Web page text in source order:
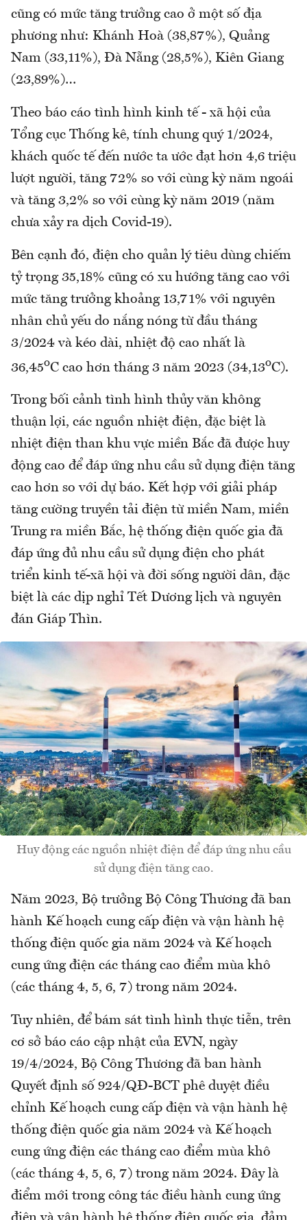
cũng có mức tăng trưởng cao ở một số địa
phương như: Khánh Hoà (38,87%), Quảng
Nam (33,11%), Đà Nẵng (28,5%), Kiên Giang
(23,89%)…
Theo báo cáo tình hình kinh tế - xã hội của
Tổng cục Thống kê, tính chung quý 1/2024,
khách quốc tế đến nước ta ước đạt hơn 4,6 triệu
lượt người, tăng 72% so với cùng kỳ năm ngoái
và tăng 3,2% so với cùng kỳ năm 2019 (năm
chưa xảy ra dịch Covid-19).
Bên cạnh đó, điện cho quản lý tiêu dùng chiếm
tỷ trọng 35,18% cũng có xu hướng tăng cao với
mức tăng trưởng khoảng 13,71% với nguyên
nhân chủ yếu do nắng nóng từ đầu tháng
3/2024 và kéo dài, nhiệt độ cao nhất là
36,45oC cao hơn tháng 3 năm 2023 (34,13oC).
Trong bối cảnh tình hình thủy văn không
thuận lợi, các nguồn nhiệt điện, đặc biệt là
nhiệt điện than khu vực miền Bắc đã được huy
động cao để đáp ứng nhu cầu sử dụng điện tăng
cao hơn so với dự báo. Kết hợp với giải pháp
tăng cường truyền tải điện từ miền Nam, miền
Trung ra miền Bắc, hệ thống điện quốc gia đã
đáp ứng đủ nhu cầu sử dụng điện cho phát
triển kinh tế-xã hội và đời sống người dân, đặc
biệt là các dịp nghỉ Tết Dương lịch và nguyên
đán Giáp Thìn.
Huy động các nguồn nhiệt điện để đáp ứng nhu cầu
sử dụng điện tăng cao.
Năm 2023, Bộ trưởng Bộ Công Thương đã ban
hành Kế hoạch cung cấp điện và vận hành hệ
thống điện quốc gia năm 2024 và Kế hoạch
cung ứng điện các tháng cao điểm mùa khô
(các tháng 4, 5, 6, 7) trong năm 2024.
Tuy nhiên, để bám sát tình hình thực tiễn, trên
cơ sở báo cáo cập nhật của EVN, ngày
19/4/2024, Bộ Công Thương đã ban hành
Quyết định số 924/QĐ-BCT phê duyệt điều
chỉnh Kế hoạch cung cấp điện và vận hành hệ
thống điện quốc gia năm 2024 và Kế hoạch
cung ứng điện các tháng cao điểm mùa khô
(các tháng 4, 5, 6, 7) trong năm 2024. Đây là
điểm mới trong công tác điều hành cung ứng